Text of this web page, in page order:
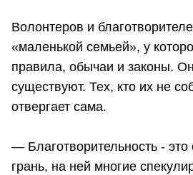
Волонтеров и
«маленькой семьей», у
правила, обычаи и законы.
существуют. Тех, кто их не
отвергает сама.
— Благотворительность - это
грань, на ней многие